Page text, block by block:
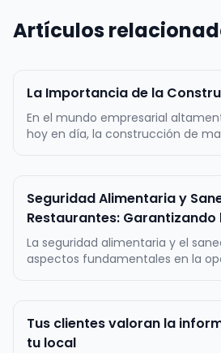
Artículos
La Importancia de la
En el mundo empresarial
hoy en día, la construcción de
un eslogan pegajoso; es la re…
Seguridad Alimentaria y
Restaurantes: Garantizando
clientes
La seguridad alimentaria y el
aspectos fundamentales en la
de la confianza del pú…
Tus clientes valoran la
tu local